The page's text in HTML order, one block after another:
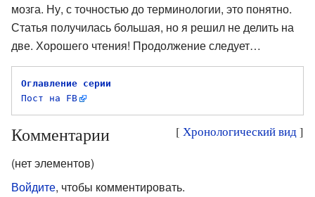
мозга. Ну, с точностью до терминологии, это понятно.
Статья получилась большая, но я решил не делить на
две. Хорошего чтения! Продолжение следует…
Оглавление серии
Пост на FB
[ Хронологический вид]
Комментарии
(нет элементов)
Войдите, чтобы комментировать.